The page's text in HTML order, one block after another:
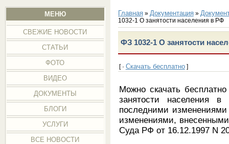
МЕНЮ
СВЕЖИЕ НОВОСТИ
СТАТЬИ
ФОТО
ВИДЕО
ДОКУМЕНТЫ
БЛОГИ
УСЛУГИ
ВСЕ НОВОСТИ
Главная» Документация»
1032-1 О занятости населения в РФ
ФЗ 1032-1 О занятости
[ · Скачать бесплатно]
Можно скачать
занятости населения
последними
изменениями,
Суда РФ от 16.12.1997 N